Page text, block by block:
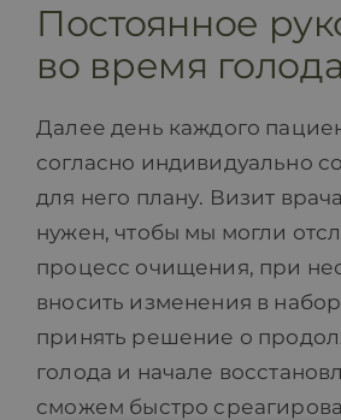
Постоянное
во время голода
Далее день каждого
согласно индивидуально
для него плану. Визит
нужен, чтобы мы могли
процесс очищения, при
вносить изменения в
принять решение о
голода и начале
сможем быстро